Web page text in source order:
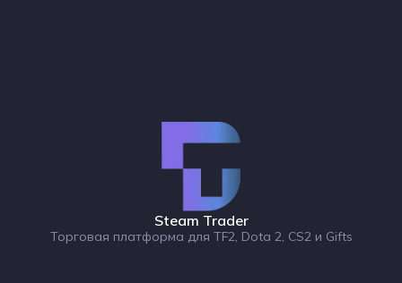
Steam Trader
Торговая платформа для TF2, Dota 2, CS2 и Gifts